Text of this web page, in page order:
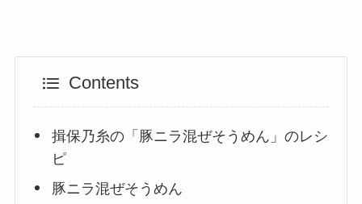
Contents
揖保乃糸の「豚ニラ混ぜそうめん」のレシ
ピ
豚ニラ混ぜそうめん